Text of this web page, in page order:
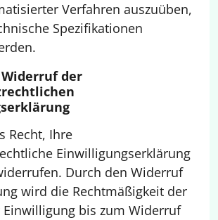
Verfahren auszuüben,
Spezifikationen
der
Recht, Ihre
Einwilligungserklärung
Durch den Widerruf
wird die Rechtmäßigkeit der
bis zum Widerruf